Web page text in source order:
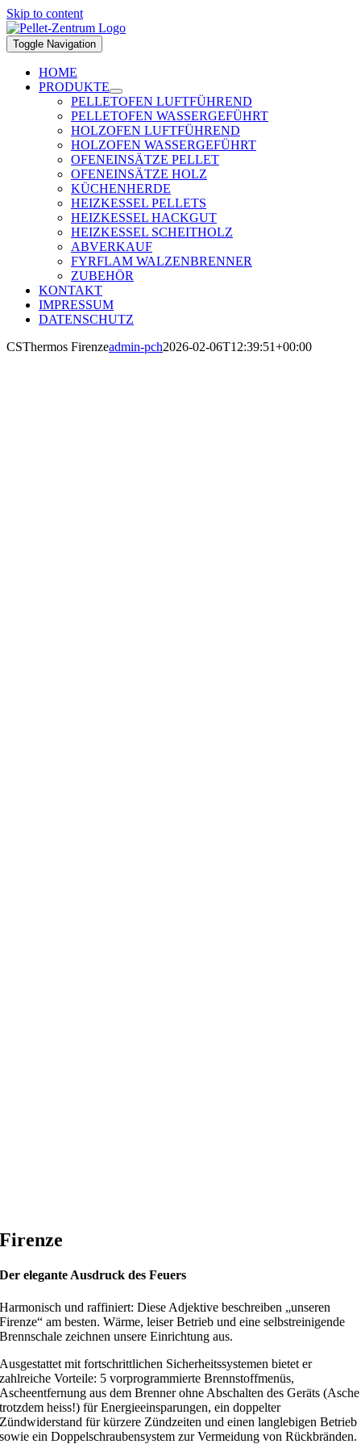
Skip to content
Toggle Navigation
HOME
PRODUKTE
PELLETOFEN LUFTFÜHREND
PELLETOFEN WASSERGEFÜHRT
HOLZOFEN LUFTFÜHREND
HOLZOFEN WASSERGEFÜHRT
OFENEINSÄTZE PELLET
OFENEINSÄTZE HOLZ
KÜCHENHERDE
HEIZKESSEL PELLETS
HEIZKESSEL HACKGUT
HEIZKESSEL SCHEITHOLZ
ABVERKAUF
FYRFLAM WALZENBRENNER
ZUBEHÖR
KONTAKT
IMPRESSUM
DATENSCHUTZ
CSThermos Firenzeadmin-pch2026-02-06T12:39:51+00:00
Firenze
Der elegante Ausdruck des Feuers
Harmonisch und raffiniert: Diese Adjektive beschreiben „unseren
Firenze“ am besten. Wärme, leiser Betrieb und eine selbstreinigende
Brennschale zeichnen unsere Einrichtung aus.
Ausgestattet mit fortschrittlichen Sicherheitssystemen bietet er
zahlreiche Vorteile: 5 vorprogrammierte Brennstoffmenüs,
Ascheentfernung aus dem Brenner ohne Abschalten des Geräts (Asche
trotzdem heiss!) für Energieeinsparungen, ein doppelter
Zündwiderstand für kürzere Zündzeiten und einen langlebigen Betrieb
sowie ein Doppelschraubensystem zur Vermeidung von Rückbränden.